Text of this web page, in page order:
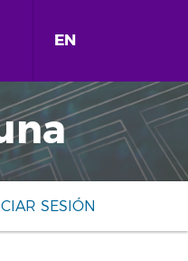
EN
SESIÓN